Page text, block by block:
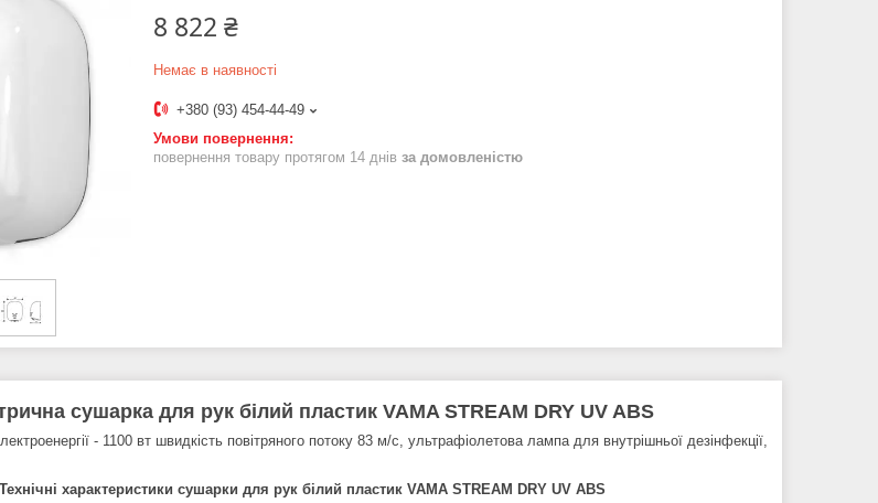
8 822 ₴
Немає в наявності
+380 (93) 454-44-49
повернення товару протягом 14 днів за домовленістю
сушарка для рук білий пластик VAMA STREAM DRY UV ABS
- 1100 вт швидкість повітряного потоку 83 м/с, ультрафіолетова лампа для внутрішньої дезінфекції,
Технічні характеристики сушарки для рук білий пластик VAMA STREAM DRY UV ABS